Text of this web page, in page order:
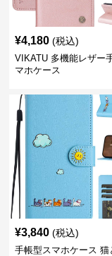
¥4,180 (税込)
VIKATU 多機能レザー
マホケース
¥3,840 (税込)
手帳型スマホケース 猫